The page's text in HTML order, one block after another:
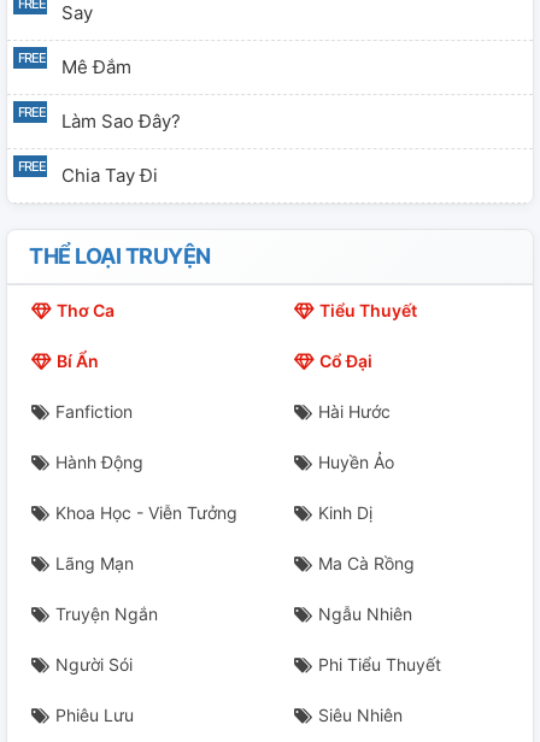
Say
Mê Đắm
Làm Sao Đây?
Chia Tay Đi
Muốn Anh Là Của Riêng Mình
Ăn Nho
Mong Chờ
Nhớ Anh Không
Tức Giận
Lựa Chọn
Không Có Tình Cảm?
THỂ LOẠI TRUYỆN
Thơ Ca Tiểu Thuyết
Bí Ẩn Cổ Đại
Fanfiction Hài Hước
Hành Động Huyền Ảo
Khoa Học - Viễn Tưởng Kinh Dị
Lãng Mạn Ma Cà Rồng
Truyện Ngắn Ngẫu Nhiên
Người Sói Phi Tiểu Thuyết
Phiêu Lưu Siêu Nhiên